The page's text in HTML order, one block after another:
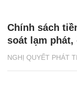
NGHỊ QUYẾT PHÁT
Chính sách
soát lạm